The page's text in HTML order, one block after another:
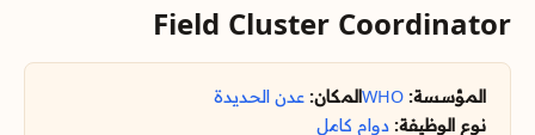
Field Cluster Coordinator
المؤسسة: WHOالمكان: عدن الحديدة
نوع الوظيفة: دوام كامل